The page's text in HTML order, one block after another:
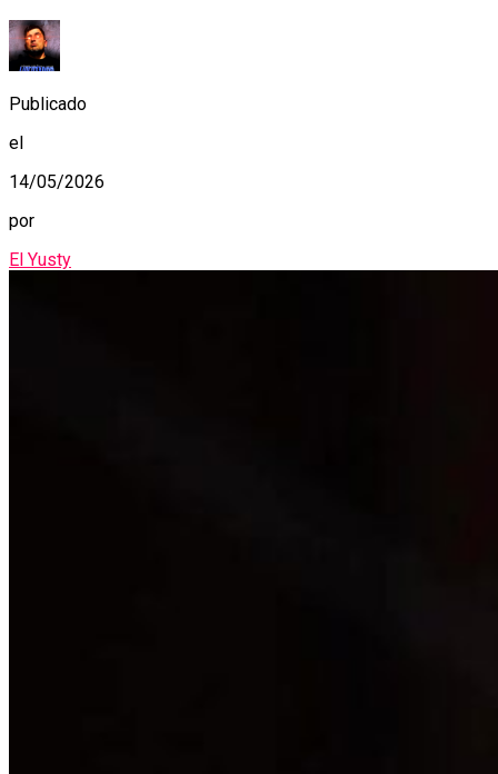
Publicado
el
14/05/2026
por
El Yusty